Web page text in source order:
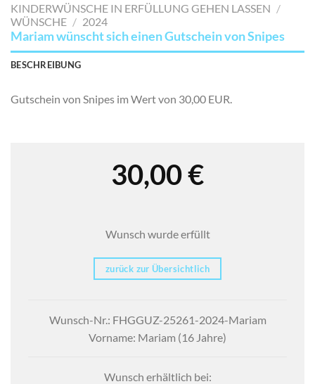
SETZEN
KINDERWÜNSCHE IN ERFÜLLUNG GEHEN LASSEN /
WÜNSCHE / 2024
Mariam wünscht sich einen Gutschein von Snipes
BESCHREIBUNG
Gutschein von Snipes im Wert von 30,00 EUR.
30,00€
Wunsch wurde erfüllt
zurück zur Übersichtlich
Wunsch-Nr.: FHGGUZ-25261-2024-Mariam
Vorname: Mariam (16 Jahre)
Wunsch erhältlich bei: